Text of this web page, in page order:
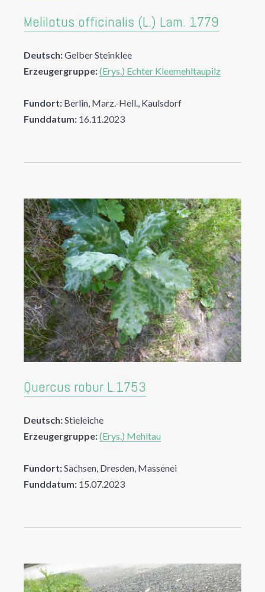
Melilotus officinalis (L.) Lam. 1779
Deutsch:Gelber Steinklee
Erzeugergruppe:(Erys.) Echter Kleemehltaupilz
Fundort: Berlin, Marz.-Hell., Kaulsdorf
Funddatum: 16.11.2023
Quercus robur L.1753
Deutsch:Stieleiche
Erzeugergruppe:(Erys.) Mehltau
Fundort:Sachsen, Dresden, Massenei
Funddatum: 15.07.2023